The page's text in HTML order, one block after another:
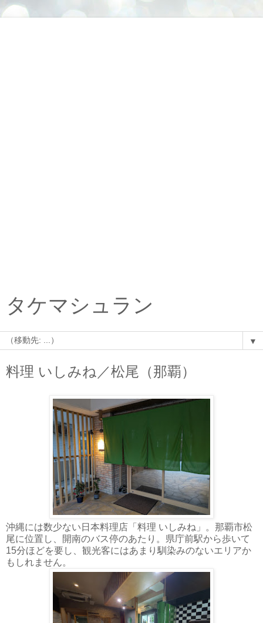
タケマシュラン
▼
料理 いしみね／松尾（那覇）
沖縄には数少ない日本料理店「料理 いしみね」。那覇市松
尾に位置し、開南のバス停のあたり。県庁前駅から歩いて
15分ほどを要し、観光客にはあまり馴染みのないエリアか
もしれません。